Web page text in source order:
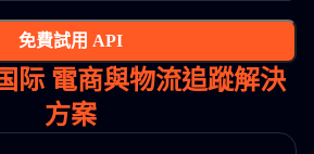
免費試用 API
际 電商與物流追蹤解決
方案